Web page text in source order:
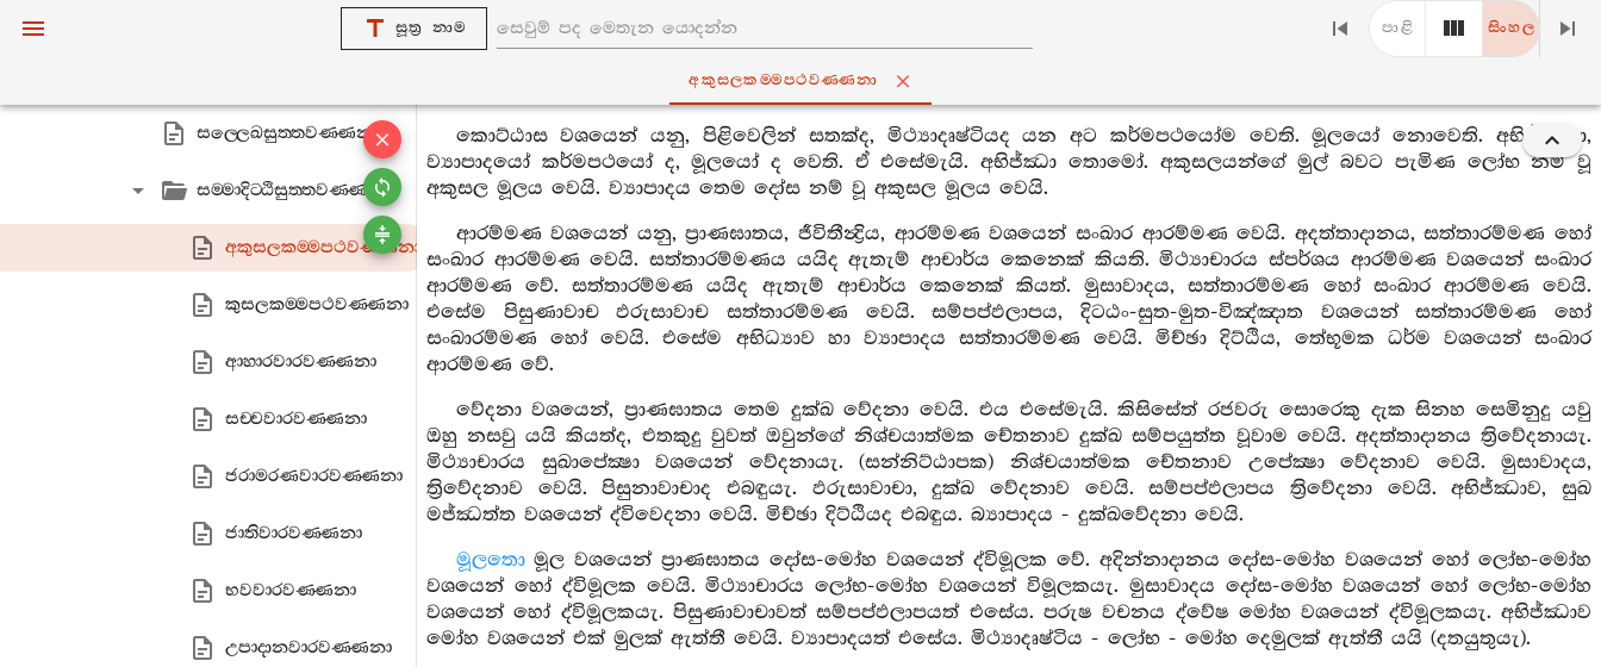
සූත්‍ර නාම පාළි සිංහල
අකුසලකම‍්මපථවණ‍්ණනා
ආකඞ‍්ඛෙය්‍යසුත‍්තවණ‍්ණනා
සල‍්ලෙඛසුත‍්තවණ‍්ණනා
සම‍්මාදිට‍්ඨිසුත‍්තවණ‍්ණනා
අකුසලකම‍්මපථවණ‍්ණනා
කුසලකම‍්මපථවණ‍්ණනා
ආහාරවාරවණ‍්ණනා
සච‍්චවාරවණ‍්ණනා
ජරාමරණවාරවණ‍්ණනා
ජාතිවාරවණ‍්ණනා
භවවාරවණ‍්ණනා
උපාදානවාරවණ‍්ණනා
කොට්ඨාස වශයෙන් යනු, පිළිවෙලින් සතක්ද, මිථ්‍යාදෘෂ්ටියද යන අට කර්මපථයෝම වෙති. මූලයෝ නොවෙති. අභිජ්ඣො,
ව්‍යාපාදයෝ කර්මපථයෝ ද, මූලයෝ ද වෙති. ඒ එසේමැයි. අභිජ්ඣා තොමෝ. අකුසලයන්ගේ මුල් බවට පැමිණ ලෝභ නම් වූ
අකුසල මූලය වෙයි. ව්‍යාපාදය තෙම දෝස නම් වූ අකුසල මූලය වෙයි.
ආරම්මණ වශයෙන් යනු, ප්‍රාණඝාතය, ජීවිතීන්‍ද්‍රිය, ආරම්මණ වශයෙන් සංඛාර ආරම්මණ වෙයි. අදත්තාදානය, සත්තාරම්මණ හෝ
සංඛාර ආරම්මණ වෙයි. සත්තාරම්මණය යයිද ඇතැම් ආචාර්ය කෙනෙක් කියති. මිථ්‍යාචාරය ස්පර්ශය ආරම්මණ වශයෙන් සංඛාර
ආරම්මණ වේ. සත්තාරම්මණ යයිද ඇතැම් ආචාර්ය කෙනෙක් කියත්. මුසාවාදය, සත්තාරම්මණ හෝ සංඛාර ආරම්මණ වෙයි.
එසේම පිසුණාවාච ඵරුසාවාච සත්තාරම්මණ වෙයි. සම්පප්ඵලාපය, දිටඨං-සුත-මුත-විඤ්ඤාත වශයෙන් සත්තාරම්මණ හෝ
සංඛාරම්මණ හෝ වෙයි. එසේම අභිධ්‍යාව හා ව්‍යාපාදය සත්තාරම්මණ වෙයි. මිච්ඡා දිට්ඨිය, තේභූමක ධර්ම වශයෙන් සංඛාර
ආරම්මණ වේ.
වේදනා වශයෙන්, ප්‍රාණඝාතය තෙම දුක්ඛ වේදනා වෙයි. එය එසේමැයි. කිසිසේත් රජවරු සොරෙකු දැක සිනහ සෙමිනුදු යවු
ඔහු නසවු යයි කියත්ද, එතකුදු වුවත් ඔවුන්ගේ නිශ්චයාත්මක චේතනාව දුක්ඛ සම්පයුත්ත වූවාම වෙයි. අදත්තාදානය ත්‍රිවේදනායැ.
මිථ්‍යාචාරය සුඛාපේක්‍ෂා වශයෙන් වේදනායැ. (සන්නිට්ඨාපක) නිශ්චයාත්මක චේතනාව උපේක්‍ෂා වේදනාව වෙයි. මුසාවාදය,
ත්‍රිවේදනාව වෙයි. පිසුනාවාචාද එබඳුයැ. ඵරුසාවාචා, දුක්ඛ වේදනාව වෙයි. සම්පප්ඵලාපය ත්‍රිවේදනා වෙයි. අභිජ්ඣාව, සුඛ
මජ්ඣත්ත වශයෙන් ද්විවෙදනා වෙයි. මිච්ඡා දිට්ඨියද එබඳුය. බ්‍යාපාදය - දුක්ඛවේදනා වෙයි.
මූලතොමූල වශයෙන් ප්‍රාණඝාතය දෝස-මෝහ වශයෙන් ද්විමූලක වේ. අදින්නාදානය දෝස-මෝහ වශයෙන් හෝ ලෝභ-මෝහ
වශයෙන් හෝ ද්විමූලක වෙයි. මිථ්‍යාචාරය ලෝභ-මෝහ වශයෙන් විමූලකයැ. මුසාවාදය දෝස-මෝහ වශයෙන් හෝ ලෝභ-මෝහ
වශයෙන් හෝ ද්විමූලකයැ. පිසුණාවාචාවත් සම්පප්ඵලාපයත් එසේය. පරුෂ වචනය ද්වේෂ මෝහ වශයෙන් ද්විමූලකයැ. අභිජ්ඣාව
මෝහ වශයෙන් එක් මුලක් ඇත්තී වෙයි. ව්‍යාපාදයත් එසේය. මිථ්‍යාදෘෂ්ටිය - ලෝභ - මෝහ දෙමුලක් ඇත්තී යයි (දතයුතුයැ).